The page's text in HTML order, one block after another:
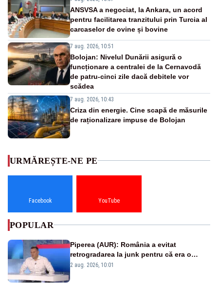
ANSVSA a negociat, la Ankara, un acord
pentru facilitarea tranzitului prin Turcia al
carcaselor de ovine și bovine
7 aug. 2026, 10:51
Bolojan: Nivelul Dunării asigură o
funcționare a centralei de la Cernavodă
de patru-cinci zile dacă debitele vor
scădea
7 aug. 2026, 10:43
Criza din energie. Cine scapă de măsurile
de raționalizare impuse de Bolojan
URMĂREȘTE-NE PE
Facebook YouTube
POPULAR
Piperea (AUR): România a evitat
retrogradarea la junk pentru că era o
catastrofă pentru bănci și fondurile de
2 aug. 2026, 10:01